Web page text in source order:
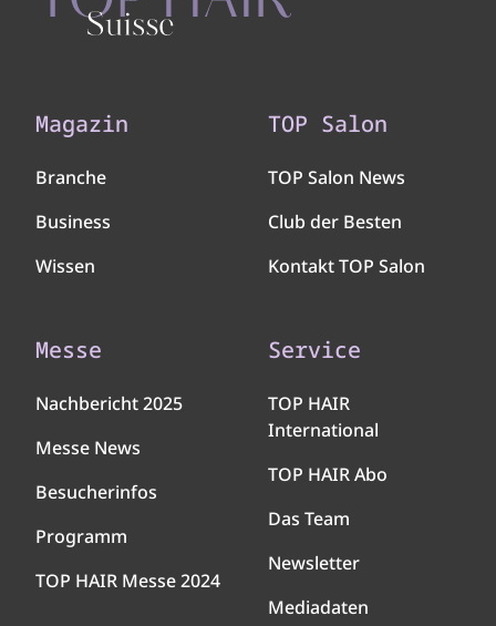
Magazin
Branche
Business
Wissen
TOP Salon
TOP Salon News
Club der Besten
Kontakt TOP Salon
Messe
Nachbericht 2025
Messe News
Besucherinfos
Programm
TOP HAIR Messe 2024
Service
TOP HAIR
International
TOP HAIR Abo
Das Team
Newsletter
Mediadaten